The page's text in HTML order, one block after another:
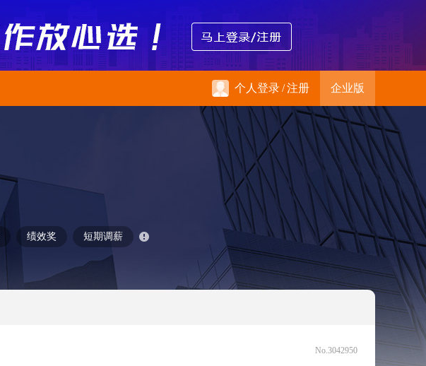
个人登录/注册 企业版
绩效奖 短期调薪
No.3042950